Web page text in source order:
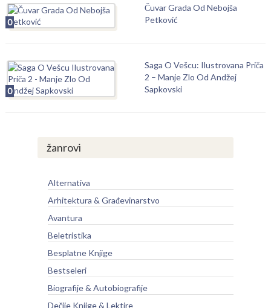
0
Čuvar Grada Od Nebojša
Petković
0
Saga O Vešcu: Ilustrovana Priča
2 – Manje Zlo Od Andžej
Sapkovski
žanrovi
Alternativa
Arhitektura & Građevinarstvo
Avantura
Beletristika
Besplatne Knjige
Bestseleri
Biografije & Autobiografije
Dečije Knjige & Lektire